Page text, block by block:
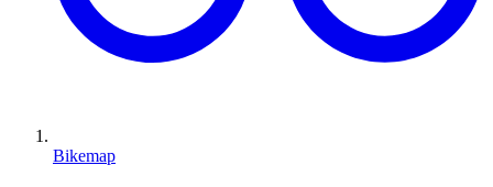
Bikemap